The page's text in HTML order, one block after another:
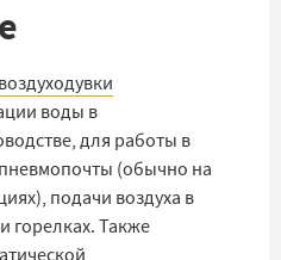
воды в
для работы в
(обычно на
подачи воздуха в
горелках. Также